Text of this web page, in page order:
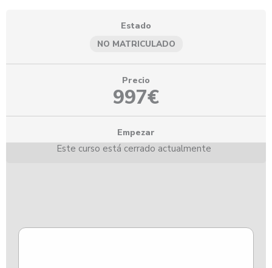
Estado
NO MATRICULADO
Precio
997€
Empezar
Este curso está cerrado actualmente